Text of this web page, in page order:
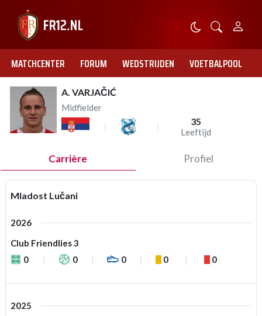
MATCHCENTER FORUM WEDSTRIJDEN VOETBALPOOL
A. VARJAČIĆ
Midfielder
35
Leeftijd
Carrière Profiel
Mladost Lučani
2026
Club Friendlies 3
0
0 0 0 0
2025